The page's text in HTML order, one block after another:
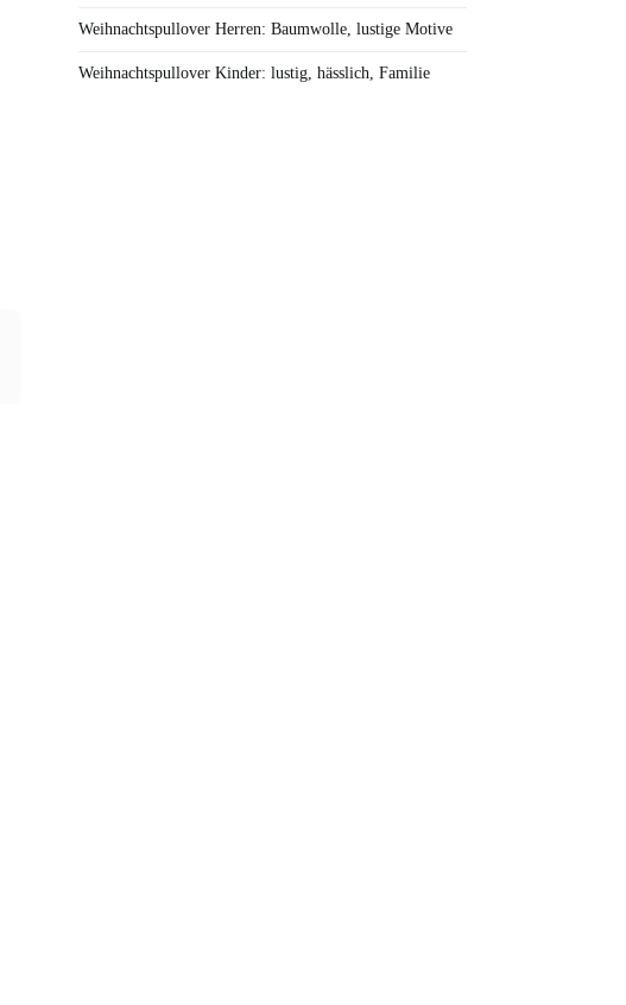
Weihnachtspullover Herren: Baumwolle, lustige Motive
Weihnachtspullover Kinder: lustig, hässlich, Familie